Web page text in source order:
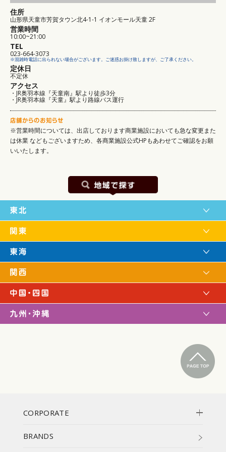
住所
山形県天童市芳賀タウン北4-1-1 イオンモール天童 2F
営業時間
10:00~21:00
TEL
023-664-3073
※混雑時電話に出られない場合がございます。ご迷惑お掛け致しますが、ご了承ください。
定休日
不定休
アクセス
・JR奥羽本線『天童南』駅より徒歩3分
・JR奥羽本線『天童』駅より路線バス運行
※営業時間については、出店しております商業施設においても急な変更また
は休業などもございますため、各商業施設公式HPもあわせてご確認をお願
いいたします。
CORPORATE
BRANDS